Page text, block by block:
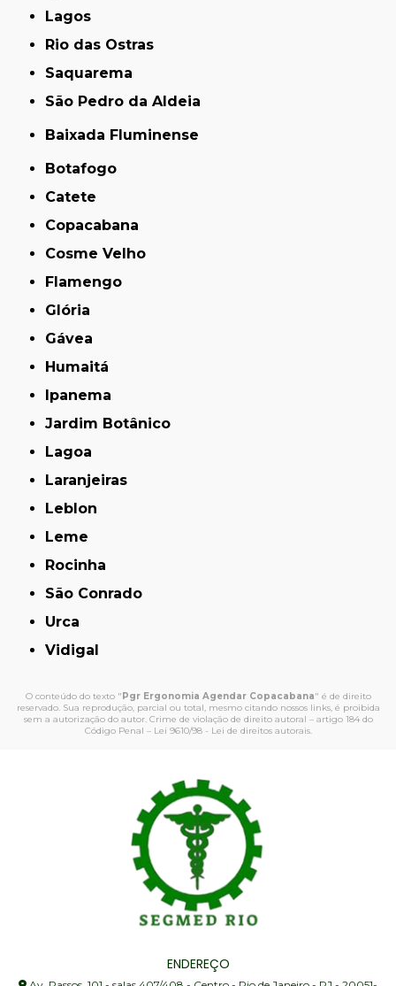
Lagos
Rio das Ostras
Saquarema
São Pedro da Aldeia
Baixada Fluminense
Botafogo
Catete
Copacabana
Cosme Velho
Flamengo
Glória
Gávea
Humaitá
Ipanema
Jardim Botânico
Lagoa
Laranjeiras
Leblon
Leme
Rocinha
São Conrado
Urca
Vidigal
O conteúdo do texto " Pgr Ergonomia Agendar Copacabana" é de direito
reservado. Sua reprodução, parcial ou total, mesmo citando nossos links, é proibida
sem a autorização do autor. Crime de violação de direito autoral – artigo 184 do
Código Penal – Lei 9610/98 - Lei de direitos autorais.
ENDEREÇO